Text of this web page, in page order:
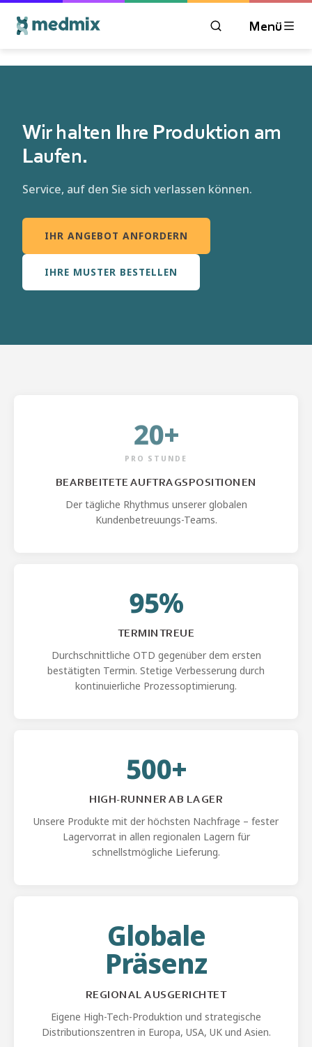
ÖFFNEN SIE DAS
Menü
Wir halten Ihre Produktion am
Laufen.
Service, auf den Sie sich verlassen können.
IHR ANGEBOT ANFORDERN
IHRE MUSTER BESTELLEN
20+
PRO STUNDE
BEARBEITETE AUFTRAGSPOSITIONEN
Der tägliche Rhythmus unserer globalen
Kundenbetreuungs-Teams.
95%
TERMINTREUE
Durchschnittliche OTD gegenüber dem ersten
bestätigten Termin. Stetige Verbesserung durch
kontinuierliche Prozessoptimierung.
500+
HIGH-RUNNER AB LAGER
Unsere Produkte mit der höchsten Nachfrage – fester
Lagervorrat in allen regionalen Lagern für
schnellstmögliche Lieferung.
Globale
Präsenz
REGIONAL AUSGERICHTET
Eigene High-Tech-Produktion und strategische
Distributionszentren in Europa, USA, UK und Asien.